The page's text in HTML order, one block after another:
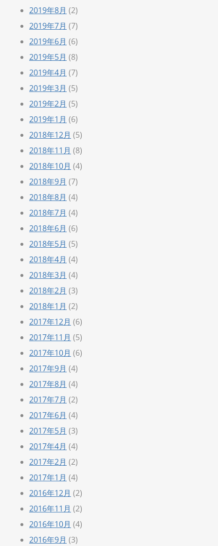
2019年8月 (2)
2019年7月 (7)
2019年6月 (6)
2019年5月 (8)
2019年4月 (7)
2019年3月 (5)
2019年2月 (5)
2019年1月 (6)
2018年12月 (5)
2018年11月 (8)
2018年10月 (4)
2018年9月 (7)
2018年8月 (4)
2018年7月 (4)
2018年6月 (6)
2018年5月 (5)
2018年4月 (4)
2018年3月 (4)
2018年2月 (3)
2018年1月 (2)
2017年12月 (6)
2017年11月 (5)
2017年10月 (6)
2017年9月 (4)
2017年8月 (4)
2017年7月 (2)
2017年6月 (4)
2017年5月 (3)
2017年4月 (4)
2017年2月 (2)
2017年1月 (4)
2016年12月 (2)
2016年11月 (2)
2016年10月 (4)
2016年9月 (3)